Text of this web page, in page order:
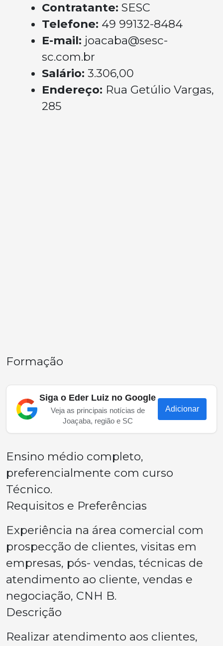
Contratante: SESC
Telefone: 49 99132-8484
E-mail: joacaba@sesc-
sc.com.br
Salário: 3.306,00
Endereço: Rua Getúlio Vargas,
285
Formação
Siga o Eder Luiz no Google
Veja as principais notícias de
Joaçaba, região e SC
Adicionar
Ensino médio completo,
preferencialmente com curso
Técnico.
Requisitos e Preferências
Experiência na área comercial com
prospecção de clientes, visitas em
empresas, pós- vendas, técnicas de
atendimento ao cliente, vendas e
negociação, CNH B.
Descrição
Realizar atendimento aos clientes,